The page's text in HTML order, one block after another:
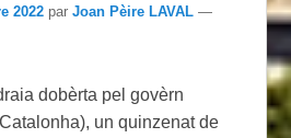
2022 parJoan Pèire LAVAL —
dobèrta pel govèrn
un quinzenat de